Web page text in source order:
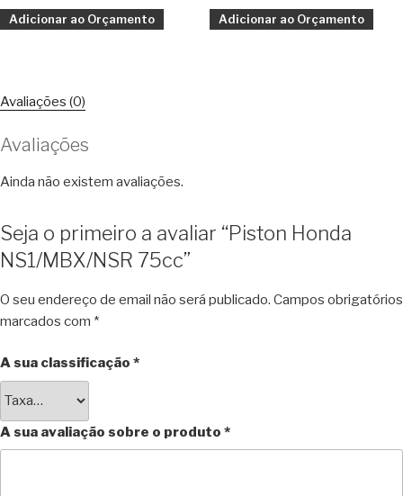
Adicionar ao Orçamento
Adicionar ao Orçamento
Avaliações (0)
Avaliações
Ainda não existem avaliações.
Seja o primeiro a avaliar “Piston Honda
NS1/MBX/NSR 75cc”
O seu endereço de email não será publicado. Campos obrigatórios
marcados com *
A sua classificação *
A sua avaliação sobre o produto *